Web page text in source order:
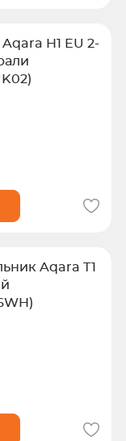
H1 EU 2-
Aqara T1